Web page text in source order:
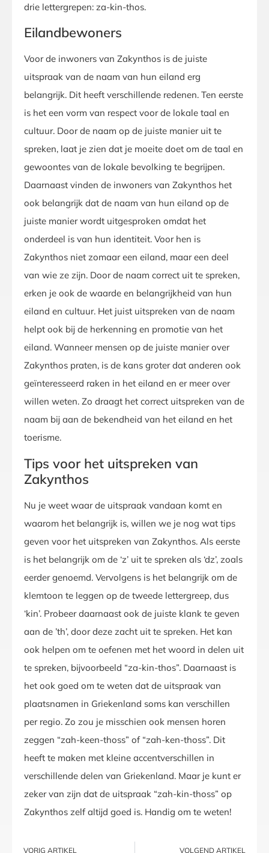
drie lettergrepen: za-kin-thos.
Eilandbewoners
Voor de inwoners van Zakynthos is de juiste
uitspraak van de naam van hun eiland erg
belangrijk. Dit heeft verschillende redenen. Ten eerste
is het een vorm van respect voor de lokale taal en
cultuur. Door de naam op de juiste manier uit te
spreken, laat je zien dat je moeite doet om de taal en
gewoontes van de lokale bevolking te begrijpen.
Daarnaast vinden de inwoners van Zakynthos het
ook belangrijk dat de naam van hun eiland op de
juiste manier wordt uitgesproken omdat het
onderdeel is van hun identiteit. Voor hen is
Zakynthos niet zomaar een eiland, maar een deel
van wie ze zijn. Door de naam correct uit te spreken,
erken je ook de waarde en belangrijkheid van hun
eiland en cultuur. Het juist uitspreken van de naam
helpt ook bij de herkenning en promotie van het
eiland. Wanneer mensen op de juiste manier over
Zakynthos praten, is de kans groter dat anderen ook
geïnteresseerd raken in het eiland en er meer over
willen weten. Zo draagt het correct uitspreken van de
naam bij aan de bekendheid van het eiland en het
toerisme.
Tips voor het uitspreken van
Zakynthos
Nu je weet waar de uitspraak vandaan komt en
waarom het belangrijk is, willen we je nog wat tips
geven voor het uitspreken van Zakynthos. Als eerste
is het belangrijk om de ‘z’ uit te spreken als ‘dz’, zoals
eerder genoemd. Vervolgens is het belangrijk om de
klemtoon te leggen op de tweede lettergreep, dus
‘kin’. Probeer daarnaast ook de juiste klank te geven
aan de ’th’, door deze zacht uit te spreken. Het kan
ook helpen om te oefenen met het woord in delen uit
te spreken, bijvoorbeeld “za-kin-thos”. Daarnaast is
het ook goed om te weten dat de uitspraak van
plaatsnamen in Griekenland soms kan verschillen
per regio. Zo zou je misschien ook mensen horen
zeggen “zah-keen-thoss” of “zah-ken-thoss”. Dit
heeft te maken met kleine accentverschillen in
verschillende delen van Griekenland. Maar je kunt er
zeker van zijn dat de uitspraak “zah-kin-thoss” op
Zakynthos zelf altijd goed is. Handig om te weten!
VORIG ARTIKEL VOLGEND ARTIKEL